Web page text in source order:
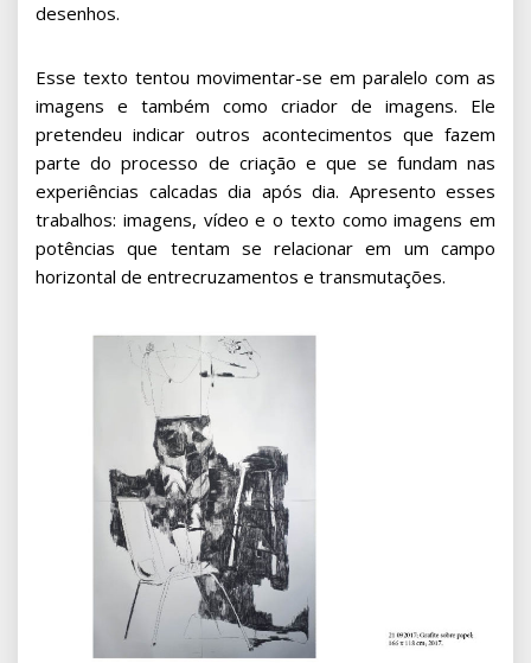
desenhos.
Esse texto tentou movimentar-se em paralelo com as
imagens e também como criador de imagens. Ele
pretendeu indicar outros acontecimentos que fazem
parte do processo de criação e que se fundam nas
experiências calcadas dia após dia. Apresento esses
trabalhos: imagens, vídeo e o texto como imagens em
potências que tentam se relacionar em um campo
horizontal de entrecruzamentos e transmutações.